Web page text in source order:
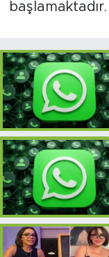
başlamaktadır.